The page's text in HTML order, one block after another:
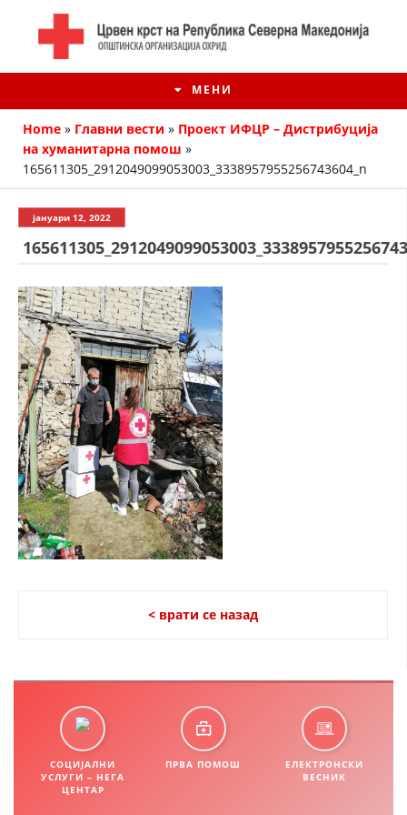
МЕНИ
ИСТОРИЈАТ НА ЦКРМ
ИСТОРИЈАТ НА ДВИЖЕЊЕТО
СТРУКТУРА НА ОРГАНИЗАЦИЈАТА
КОНТАКТ ИНФОРМАЦИИ
ЧЛЕНСТВО ВО ПРОФЕСИОНАЛНИ ТЕЛА
ЗАКОН ЗА ЦКРМ
ОРГАНИЗАЦИЈА И РАЗВОЈ
РАКОВОДЕН ОДБОР
СОБРАНИЕ
Home » Главни вести » Проект ИФЦР – Дистрибуција
на хуманитарна помош »
165611305_2912049099053003_3338957955256743604_n
јануари 12, 2022
< врати се назад
СОЦИЈАЛНИ
УСЛУГИ – НЕГА
ЦЕНТАР
ПРВА ПОМОШ
ЕЛЕКТРОНСКИ
ВЕСНИК